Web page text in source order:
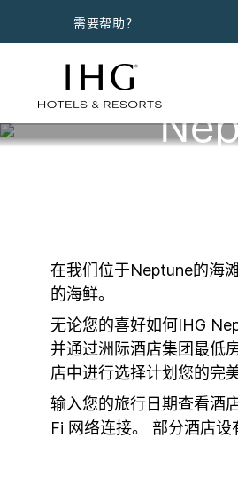
需要帮助？
在我们位于Neptune的海
的海鲜。
无论您的喜好如何IHG
并通过洲际酒店集团最低
店中进行选择计划您的完
输入您的旅行日期查看酒
Fi 网络连接。 部分酒店